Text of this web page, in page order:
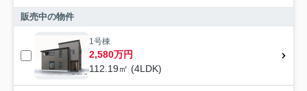
販売中の物件
1号棟
2,580万円
112.19㎡ (4LDK)